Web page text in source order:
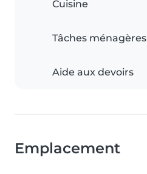
Cuisine
Tâches ménagères
Aide aux devoirs
Emplacement